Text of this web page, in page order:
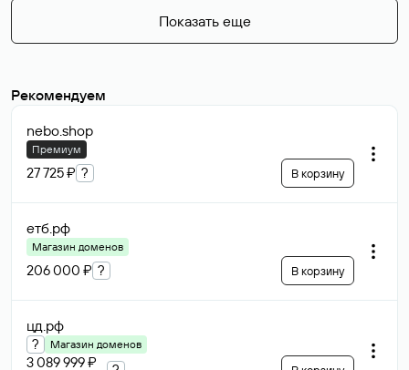
Показать еще
Рекомендуем
nebo.shop
Премиум
27 725 ₽ ? В корзину
етб.рф
Магазин доменов
206 000 ₽ ? В корзину
цд.рф
? Магазин доменов
3 089 999 ₽